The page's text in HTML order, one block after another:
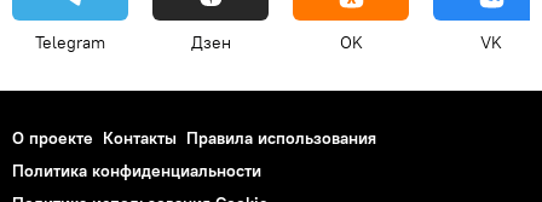
Telegram Дзен OK VK
О проекте Контакты Правила использования
Политика конфиденциальности